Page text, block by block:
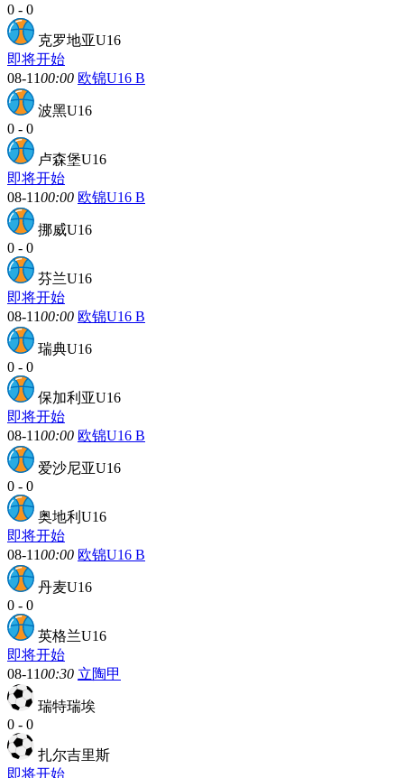
0 - 0
克罗地亚U16
即将开始
08-1100:00 欧锦U16 B
波黑U16
0 - 0
卢森堡U16
即将开始
08-1100:00 欧锦U16 B
挪威U16
0 - 0
芬兰U16
即将开始
08-1100:00 欧锦U16 B
瑞典U16
0 - 0
保加利亚U16
即将开始
08-1100:00 欧锦U16 B
爱沙尼亚U16
0 - 0
奥地利U16
即将开始
08-1100:00 欧锦U16 B
丹麦U16
0 - 0
英格兰U16
即将开始
08-1100:30 立陶甲
瑞特瑞埃
0 - 0
扎尔吉里斯
即将开始